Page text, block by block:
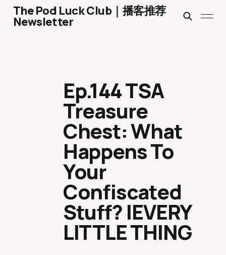
The Pod Luck Club｜播客推荐
Newsletter
Ep.144 TSA
Treasure
Chest: What
Happens To
Your
Confiscated
Stuff? |EVERY
LITTLE THING